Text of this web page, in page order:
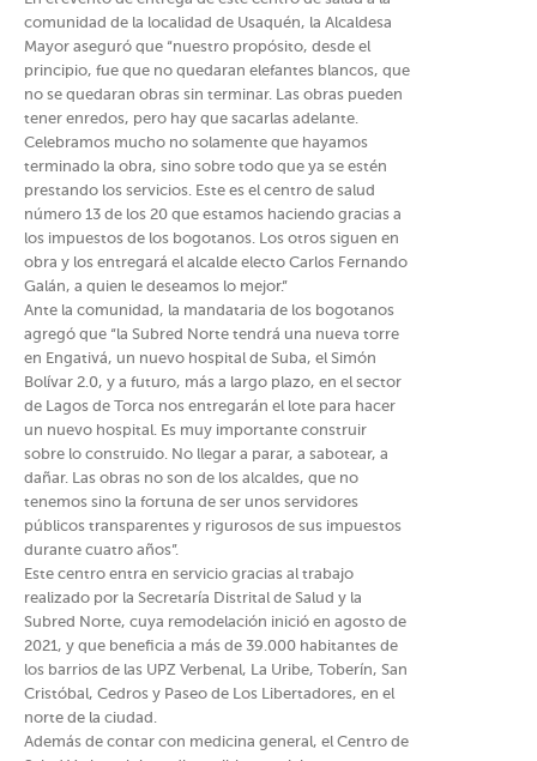
comunidad de la localidad de Usaquén, la Alcaldesa
Mayor aseguró que “nuestro propósito, desde el
principio, fue que no quedaran elefantes blancos, que
no se quedaran obras sin terminar. Las obras pueden
tener enredos, pero hay que sacarlas adelante.
Celebramos mucho no solamente que hayamos
terminado la obra, sino sobre todo que ya se estén
prestando los servicios. Este es el centro de salud
número 13 de los 20 que estamos haciendo gracias a
los impuestos de los bogotanos. Los otros siguen en
obra y los entregará el alcalde electo Carlos Fernando
Galán, a quien le deseamos lo mejor.”
Ante la comunidad, la mandataria de los bogotanos
agregó que “la Subred Norte tendrá una nueva torre
en Engativá, un nuevo hospital de Suba, el Simón
Bolívar 2.0, y a futuro, más a largo plazo, en el sector
de Lagos de Torca nos entregarán el lote para hacer
un nuevo hospital. Es muy importante construir
sobre lo construido. No llegar a parar, a sabotear, a
dañar. Las obras no son de los alcaldes, que no
tenemos sino la fortuna de ser unos servidores
públicos transparentes y rigurosos de sus impuestos
durante cuatro años”.​
Este centro entra en servicio gracias al trabajo
realizado por la Secretaría Distrital de Salud y la
Subred Norte, cuya remodelación inició en agosto de
2021, y que beneficia a más de 39.000 habitantes de
los barrios de las UPZ Verbenal, La Uribe, Toberín, San
Cristóbal, Cedros y Paseo de Los Libertadores, en el
norte de la ciudad.
Además de contar con medicina general, el Centro de